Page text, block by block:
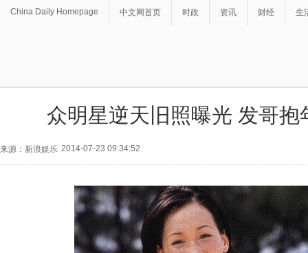
China Daily Homepage 中文网首页 时政 资讯 财经 生
众明星逆天旧照曝光 发哥抱
来源：新浪娱乐 2014-07-23 09:34:52